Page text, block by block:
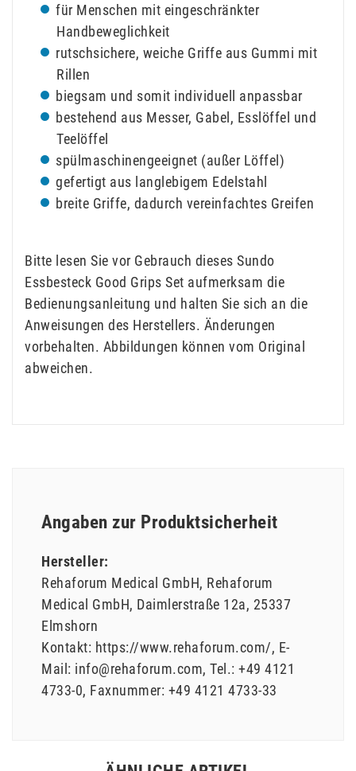
für Menschen mit eingeschränkter
Handbeweglichkeit
rutschsichere, weiche Griffe aus Gummi mit
Rillen
biegsam und somit individuell anpassbar
bestehend aus Messer, Gabel, Esslöffel und
Teelöffel
spülmaschinengeeignet (außer Löffel)
gefertigt aus langlebigem Edelstahl
breite Griffe, dadurch vereinfachtes Greifen
Bitte lesen Sie vor Gebrauch dieses Sundo
Essbesteck Good Grips Set aufmerksam die
Bedienungsanleitung und halten Sie sich an die
Anweisungen des Herstellers. Änderungen
vorbehalten. Abbildungen können vom Original
abweichen.
Angaben zur Produktsicherheit
Hersteller:
Rehaforum Medical GmbH Rehaforum
Medical GmbH Daimlerstraße 12a 25337
Elmshorn
Kontakt: https://www.rehaforum.com/ E-
Mail: info@rehaforum.com Tel.: +49 4121
4733-0 Faxnummer: +49 4121 4733-33